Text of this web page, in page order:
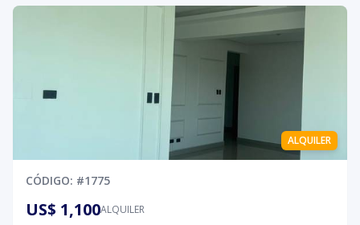
ALQUILER
CÓDIGO: #1775
ALQUILER
US$ 1,100